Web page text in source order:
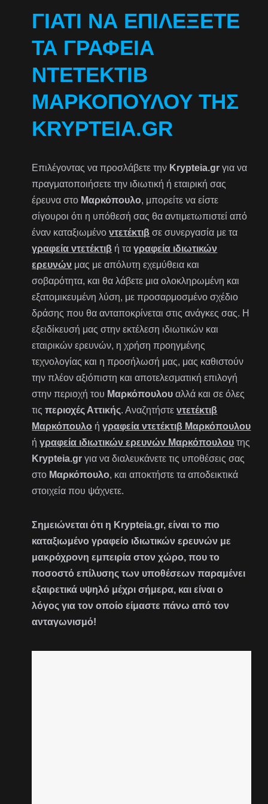
ΓΙΑΤΊ ΝΑ ΕΠΙΛΈΞΕΤΕ
ΤΑ ΓΡΑΦΕΊΑ
ΝΤΕΤΈΚΤΙΒ
ΜΑΡΚΌΠΟΥΛΟΥ ΤΗΣ
KRYPTEIA.GR
Επιλέγοντας να προσλάβετε την Krypteia.gr για να
πραγματοποιήσετε την ιδιωτική ή εταιρική σας
έρευνα στο Μαρκόπουλο, μπορείτε να είστε
σίγουροι ότι η υπόθεσή σας θα αντιμετωπιστεί από
έναν καταξιωμένοντετέκτιβ σε συνεργασία με τα
γραφεία ντετέκτιβ ή ταγραφεία ιδιωτικών
ερευνών μας με απόλυτη εχεμύθεια και
σοβαρότητα, και θα λάβετε μια ολοκληρωμένη και
εξατομικευμένη λύση, με προσαρμοσμένο σχέδιο
δράσης που θα ανταποκρίνεται στις ανάγκες σας. Η
εξειδίκευσή μας στην εκτέλεση ιδιωτικών και
εταιρικών ερευνών, η χρήση προηγμένης
τεχνολογίας και η προσήλωσή μας, μας καθιστούν
την πλέον αξιόπιστη και αποτελεσματική επιλογή
στην περιοχή του Μαρκόπουλου αλλά και σε όλες
τιςπεριοχές Αττικής. Αναζητήστεντετέκτιβ
Μαρκόπουλο ήγραφεία ντετέκτιβ Μαρκόπουλου
ήγραφεία ιδιωτικών ερευνών Μαρκόπουλου της
Krypteia.gr για να διαλευκάνετε τις υποθέσεις σας
στο Μαρκόπουλο, και αποκτήστε τα αποδεικτικά
στοιχεία που ψάχνετε.
Σημειώνεται ότι η Krypteia.gr, είναι το πιο
καταξιωμένο γραφείο ιδιωτικών ερευνών με
μακρόχρονη εμπειρία στον χώρο, που το
ποσοστό επίλυσης των υποθέσεων παραμένει
εξαιρετικά υψηλό μέχρι σήμερα, και είναι ο
λόγος για τον οποίο είμαστε πάνω από τον
ανταγωνισμό!